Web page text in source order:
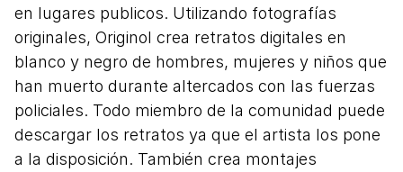
en lugares publicos. Utilizando fotografías
originales, Originol crea retratos digitales en
blanco y negro de hombres, mujeres y niños que
han muerto durante altercados con las fuerzas
policiales. Todo miembro de la comunidad puede
descargar los retratos ya que el artista los pone
a la disposición. También crea montajes